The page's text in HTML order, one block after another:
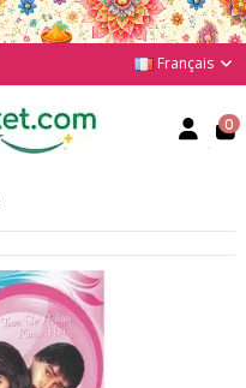
Français
0